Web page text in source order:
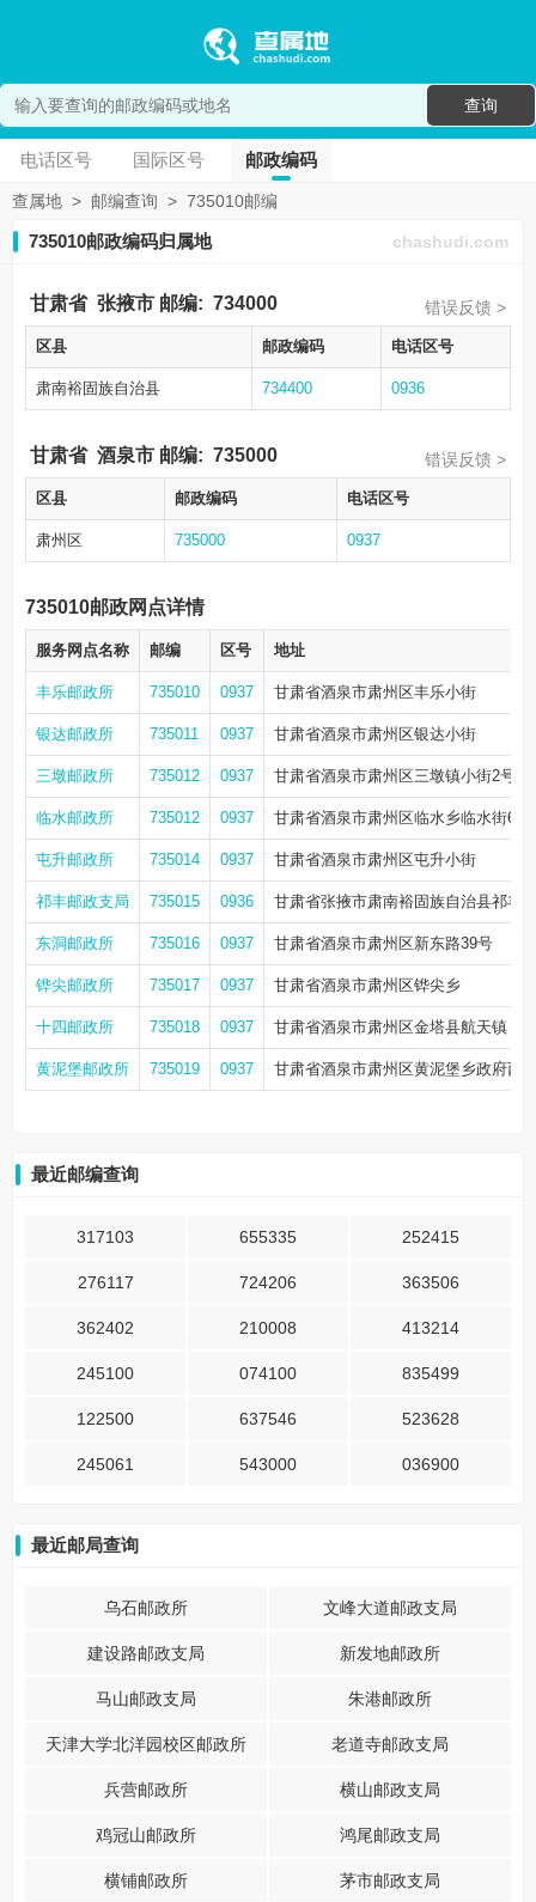
查询
电话区号 国际区号 邮政编码
查属地 > 邮编查询 > 735010邮编
735010邮政编码归属地 chashudi.com
甘肃省 张掖市 邮编: 734000 错误反馈 >
区县 邮政编码 电话区号
肃南裕固族自治县 734400 0936
甘肃省 酒泉市 邮编: 735000 错误反馈 >
区县 邮政编码 电话区号
肃州区 735000 0937
735010邮政网点详情
服务网点名称 邮编 区号 地址
丰乐邮政所 735010 0937 甘肃省酒泉市肃州区丰乐小街
银达邮政所 735011 0937 甘肃省酒泉市肃州区银达小街
三墩邮政所 735012 0937 甘肃省酒泉市肃州区三墩镇小街2号
临水邮政所 735012 0937 甘肃省酒泉市肃州区临水乡临水街6号
屯升邮政所 735014 0937 甘肃省酒泉市肃州区屯升小街
祁丰邮政支局 735015 0936 甘肃省张掖市肃南裕固族自治县祁丰
东洞邮政所 735016 0937 甘肃省酒泉市肃州区新东路39号
铧尖邮政所 735017 0937 甘肃省酒泉市肃州区铧尖乡
十四邮政所 735018 0937 甘肃省酒泉市肃州区金塔县航天镇
黄泥堡邮政所 735019 0937 甘肃省酒泉市肃州区黄泥堡乡政府西
最近邮编查询
317103 655335 252415
276117 724206 363506
362402 210008 413214
245100 074100 835499
122500 637546 523628
245061 543000 036900
最近邮局查询
乌石邮政所 文峰大道邮政支局
建设路邮政支局 新发地邮政所
马山邮政支局 朱港邮政所
天津大学北洋园校区邮政所 老道寺邮政支局
兵营邮政所 横山邮政支局
鸡冠山邮政所 鸿尾邮政支局
横铺邮政所 茅市邮政支局